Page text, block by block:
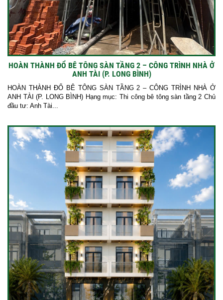
HOÀN THÀNH ĐỔ BÊ TÔNG SÀN TẦNG 2 – CÔNG TRÌNH NHÀ Ở
ANH TÀI (P. LONG BÌNH)
HOÀN THÀNH ĐỔ BÊ TÔNG SÀN TẦNG 2 – CÔNG TRÌNH NHÀ Ở
ANH TÀI (P. LONG BÌNH) Hạng mục: Thi công bê tông sàn tầng 2 Chủ
đầu tư: Anh Tài...